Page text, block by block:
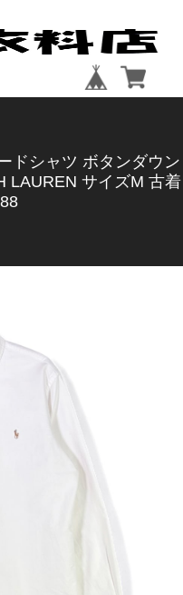
ドシャツ ボタンダウン
LAUREN サイズM 古着